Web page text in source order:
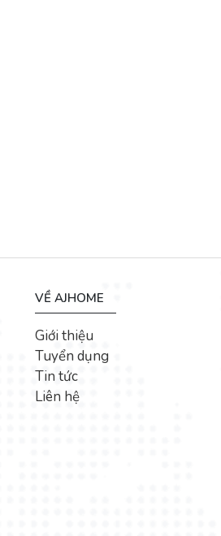
VỀ AJHOME
Giới thiệu
Tuyển dụng
Tin tức
Liên hệ